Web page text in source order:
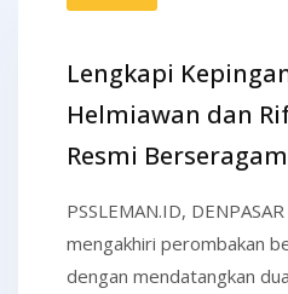
Lengkapi
Helmiawan dan
Resmi Berseragam
PSSLEMAN.ID,
mengakhiri perombakan
dengan mendatangkan